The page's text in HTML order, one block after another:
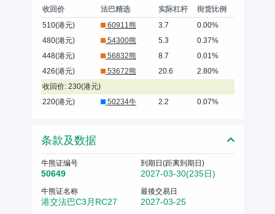
收回价 法巴精选 实际杠杆
街货比例
510(港元)
60911熊 3.7
0.00%
480(港元)
54300熊 5.3
0.37%
448(港元)
56832熊 8.7
0.01%
426(港元)
53672熊 20.6
2.80%
收回价: 230(港元)
220(港元)
50234牛 2.2 0.07%
条款及数据
牛熊证编号
50649
到期日(距离到期日)
2027-03-30(235日)
牛熊证名称
港交法巴C3月RC27
最後交易日
2027-03-25